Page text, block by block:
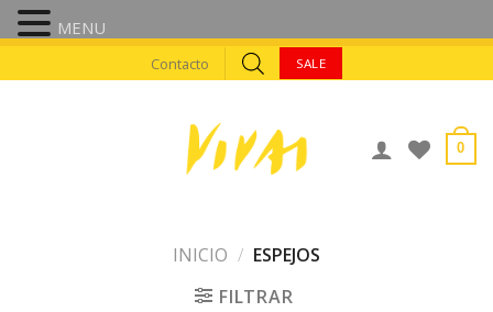
to
Contacto SALE
0
INICIO / ESPEJOS
FILTRAR
MENU